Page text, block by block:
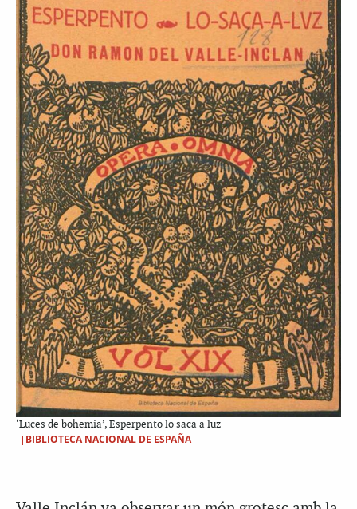
‘Luces de bohemia’, Esperpento lo saca a luz
|BIBLIOTECA NACIONAL DE ESPAÑA